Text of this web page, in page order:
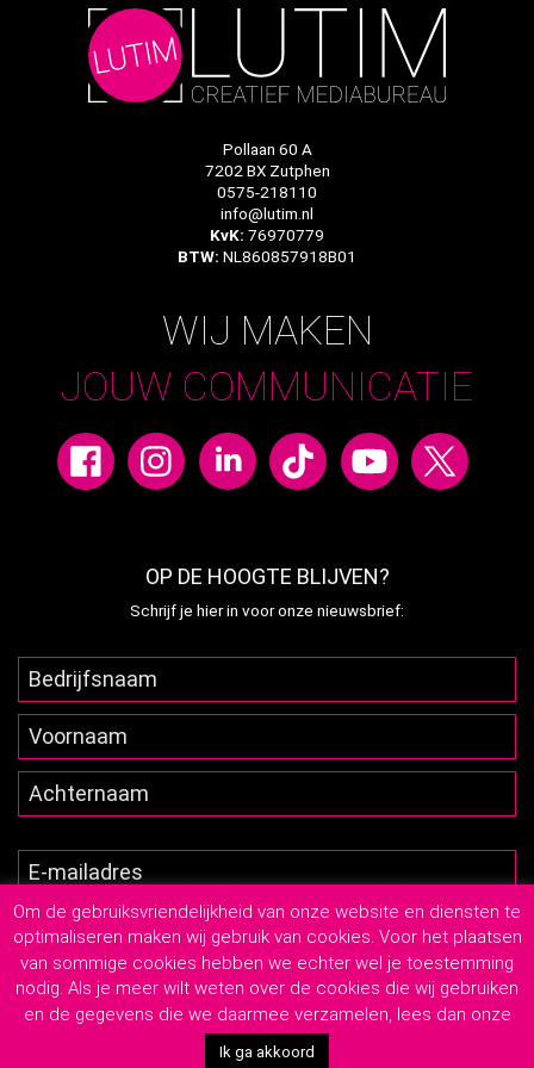
Pollaan 60 A
7202 BX Zutphen
0575-218110
info@lutim.nl
KvK: 76970779
BTW: NL860857918B01
WIJ MAKEN
JOUW COMMUNICATIE
OP DE HOOGTE BLIJVEN?
Schrijf je hier in voor onze nieuwsbrief:
2026 © Lutim Creatief Mediabureau - Privacyverklaring -
Algemene Leveringsvoorwaarden
Om de gebruiksvriendelijkheid van onze website en diensten te
optimaliseren maken wij gebruik van cookies. Voor het plaatsen
van sommige cookies hebben we echter wel je toestemming
nodig. Als je meer wilt weten over de cookies die wij gebruiken
en de gegevens die we daarmee verzamelen, lees dan onze
Ik ga akkoord